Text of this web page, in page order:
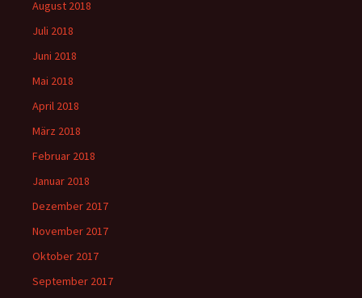
August 2018
Juli 2018
Juni 2018
Mai 2018
April 2018
März 2018
Februar 2018
Januar 2018
Dezember 2017
November 2017
Oktober 2017
September 2017